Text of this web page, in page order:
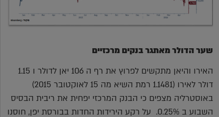
שער הדולר מאתגר בנקים מרכזיים
האירו והיאן מתקשים לפרוץ את רף ה 106 יאן לדולר ו 1.15
דולר לאירו (1.1481 רמת השיא מה 15 לאוקטובר 2015)
באוסטרליה מצפים כי הבנק המרכזי יפחית את ריבית הבסיס
השבוע ב 0.25%. על רקע הירידות החדות בבורסת יפן, חוסנו